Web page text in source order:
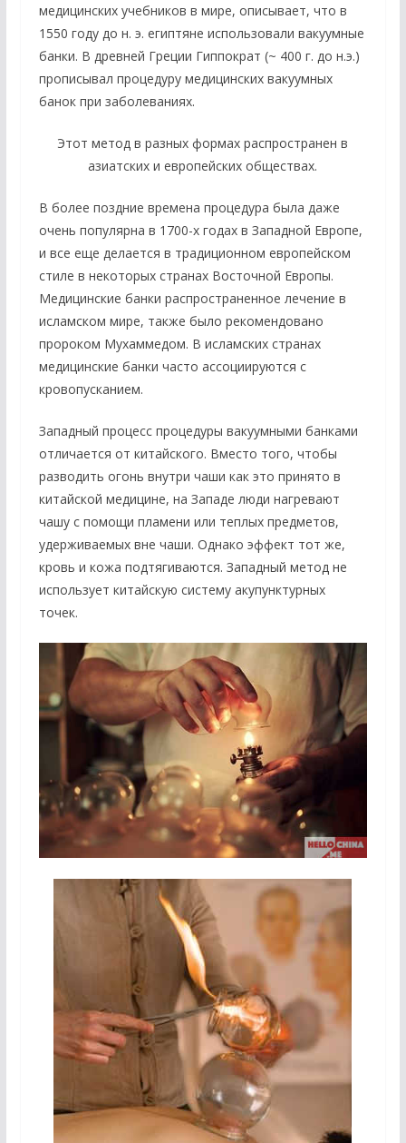
медицинских учебников в мире, описывает, что в
1550 году до н. э. египтяне использовали вакуумные
банки. В древней Греции Гиппократ (~ 400 г. до н.э.)
прописывал процедуру медицинских вакуумных
банок при заболеваниях.
Этот метод в разных формах распространен в
азиатских и европейских обществах.
В более поздние времена процедура была даже
очень популярна в 1700-х годах в Западной Европе,
и все еще делается в традиционном европейском
стиле в некоторых странах Восточной Европы.
Медицинские банки распространенное лечение в
исламском мире, также было рекомендовано
пророком Мухаммедом. В исламских странах
медицинские банки часто ассоциируются с
кровопусканием.
Западный процесс процедуры вакуумными банками
отличается от китайского. Вместо того, чтобы
разводить огонь внутри чаши как это принято в
китайской медицине, на Западе люди нагревают
чашу с помощи пламени или теплых предметов,
удерживаемых вне чаши. Однако эффект тот же,
кровь и кожа подтягиваются. Западный метод не
использует китайскую систему акупунктурных
точек.